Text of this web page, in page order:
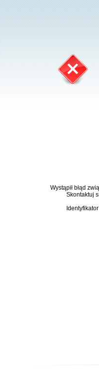
Wystąpił błąd
Skontaktuj